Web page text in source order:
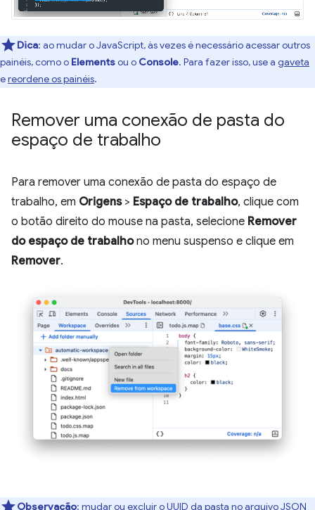
Dica: ao mudar o JavaScript, às vezes é necessário acessar outros
painéis, como o Elementsou o Console. Para fazer isso, use a gaveta
ereordene os painéis.
Remover uma conexão de pasta do
espaço de trabalho
Para remover uma conexão de pasta do espaço de
trabalho, em Origens> Espaço de trabalho, clique com
o botão direito do mouse na pasta, selecione Remover
do espaço de trabalhono menu suspenso e clique em
Remover.
Observação: mudar ou excluir o UUID da pasta no arquivo JSON